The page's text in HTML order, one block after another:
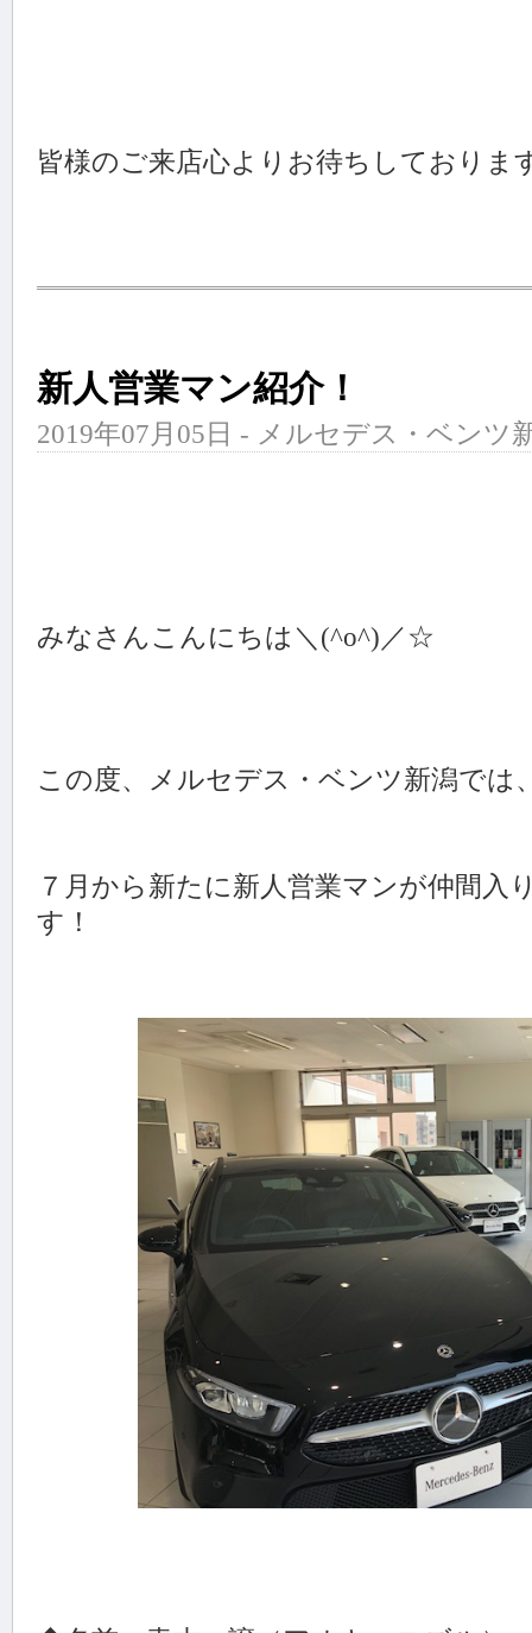
皆様のご来店心よりお待ちしておりま
新人営業マン紹介！
2019年07月05日 - メルセデス・ベンツ
みなさんこんにちは＼(^o^)／☆
この度、メルセデス・ベンツ新潟では
７月から新たに新人営業マンが仲間入
す！